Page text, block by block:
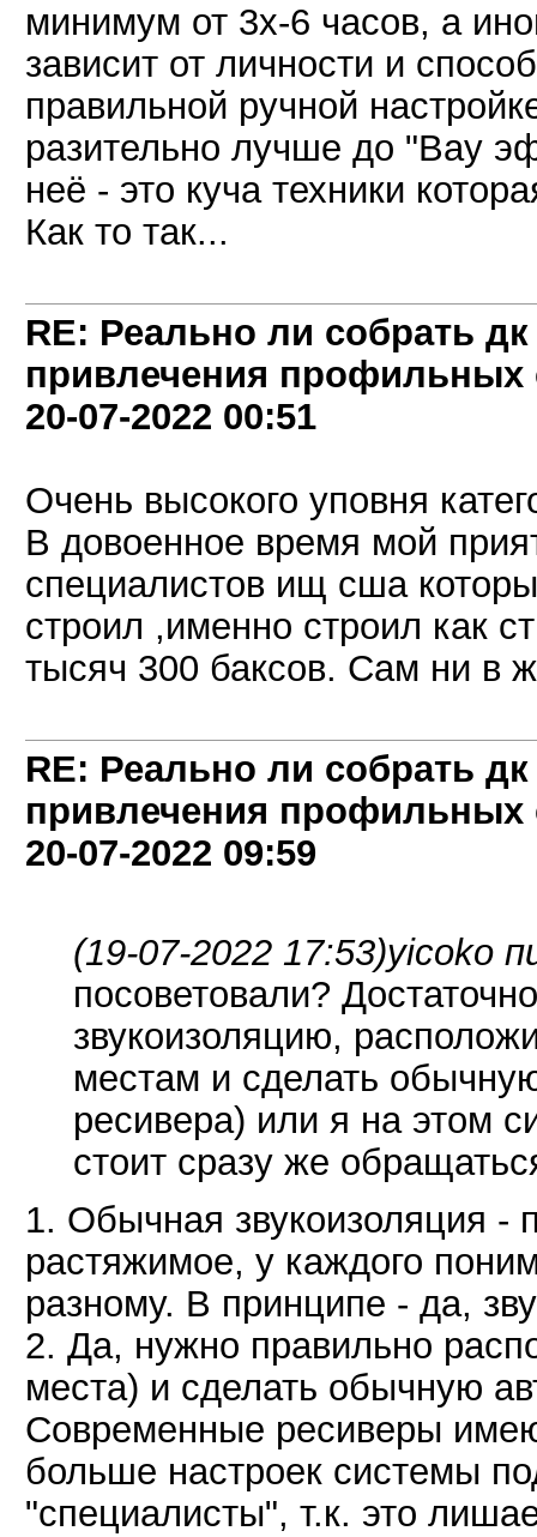
минимум от 3х-6 часов, а
зависит от личности и
правильной ручной
разительно лучше до "Вау
неё - это куча техники
Как то так...
RE: Реально ли собрать
привлечения профильных
20-07-2022 00:51
Очень высокого уповня
В довоенное время мой
специалистов ищ сша
строил ,именно строил как
тысяч 300 баксов. Сам ни в
RE: Реально ли собрать
привлечения профильных
20-07-2022 09:59
(19-07-2022 17:53)yicoko
посоветовали?
звукоизоляцию,
местам и сделать
ресивера) или я на этом
стоит сразу же
1. Обычная звукоизоляция -
растяжимое, у каждого
разному. В принципе - да,
2. Да, нужно правильно
места) и сделать обычную
Современные ресиверы
больше настроек системы
"специалисты", т.к. это